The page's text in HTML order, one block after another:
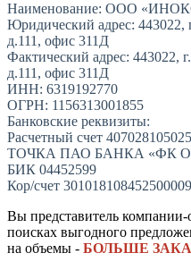
Наименование: ООО
Юридический адрес: 443022,
д.111, офис 311Д
Фактический адрес: 443022,
д.111, офис 311Д
ИНН: 6319192770
ОГРН: 1156313001855
Банковские реквизиты:
Расчетный счет
ТОЧКА ПАО БАНКА «ФК
БИК 04452599
Кор/счет
Вы представитель
поисках выгодного
на объемы - БОЛЬШЕ